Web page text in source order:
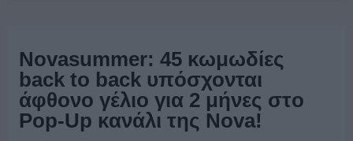
Novasummer: 45 κωμωδίες
back to back υπόσχονται
άφθονο γέλιο για 2 μήνες στo
Pop-Up κανάλι της Nova!